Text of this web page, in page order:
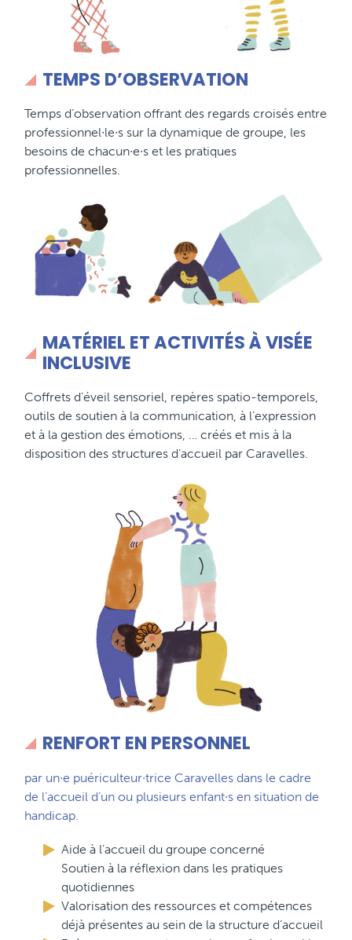
TEMPS D’OBSERVATION
Temps d’observation offrant des regards croisés entre
professionnel∙le∙s sur la dynamique de groupe, les
besoins de chacun∙e∙s et les pratiques
professionnelles.
MATÉRIEL ET ACTIVITÉS À VISÉE
INCLUSIVE
Coffrets d’éveil sensoriel, repères spatio-temporels,
outils de soutien à la communication, à l’expression
et à la gestion des émotions, … créés et mis à la
disposition des structures d’accueil par Caravelles.
RENFORT EN PERSONNEL
par un∙e puériculteur∙trice Caravelles dans le cadre
de l’accueil d’un ou plusieurs enfant∙s en situation de
handicap.
Aide à l’accueil du groupe concerné
Soutien à la réflexion dans les pratiques
quotidiennes
Valorisation des ressources et compétences
déjà présentes au sein de la structure d’accueil